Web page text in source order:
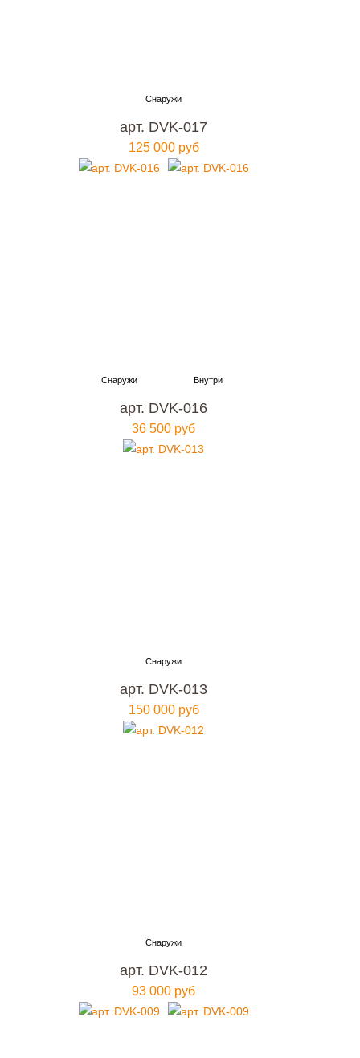
арт. DVK-017
125 000 руб
арт. DVK-016
36 500 руб
арт. DVK-013
150 000 руб
арт. DVK-012
93 000 руб